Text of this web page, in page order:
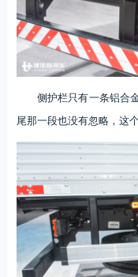
侧护栏只有一条铝合
尾那一段也没有忽略，这